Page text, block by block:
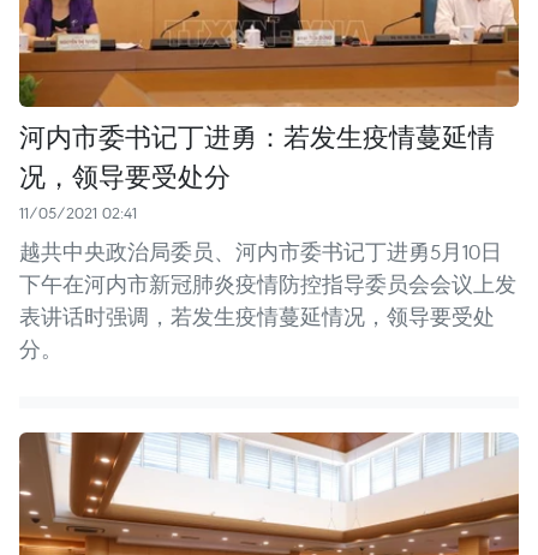
河内市委书记丁进勇：若发生疫情蔓延情
况，领导要受处分
11/05/2021 02:41
越共中央政治局委员、河内市委书记丁进勇5月10日
下午在河内市新冠肺炎疫情防控指导委员会会议上发
表讲话时强调，若发生疫情蔓延情况，领导要受处
分。